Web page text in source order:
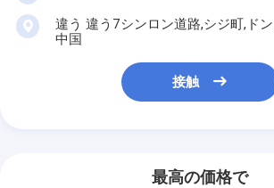
違う 違う7シンロン道路,シジ町,ド
中国
接触
最高の価格で